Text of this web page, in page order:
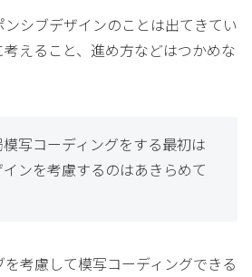
シブデザインのことは出てきてい
えること、進め方などはつかめな
写コーディングをする最初は
ンを考慮するのはあきらめて
考慮して模写コーディングできる